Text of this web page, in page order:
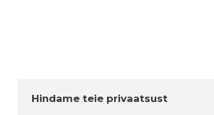
Hindame teie privaatsust